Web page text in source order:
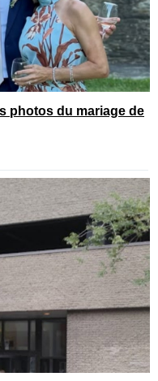
photos du mariage de